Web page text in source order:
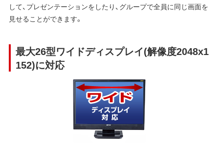
して、プレゼンテーションをしたり、グループで全員に同じ画面を
見せることができます。
最大26型ワイドディスプレイ(解像度2048x1
152)に対応